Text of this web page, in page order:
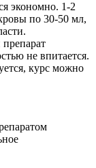
экономно. 1-2
по 30-50 мл,
не впитается.
курс можно